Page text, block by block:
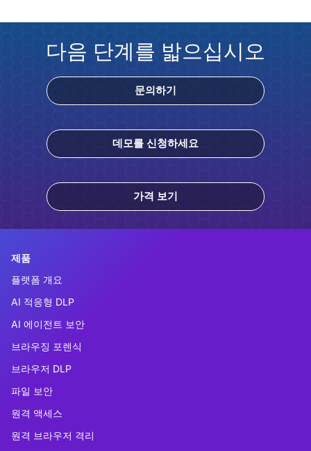
다음 단계를 밟으십시오
문의하기
데모를 신청하세요
가격 보기
제품
플랫폼 개요
AI 적응형 DLP
AI 에이전트 보안
브라우징 포렌식
브라우저 DLP
파일 보안
원격 액세스
원격 브라우저 격리